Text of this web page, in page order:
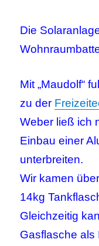
Die
Mit „Maudolf“
zu der
Weber ließ ich
Einbau einer
unterbreiten.
Wir kamen
14kg
Gleichzeitig
Gasflasche als